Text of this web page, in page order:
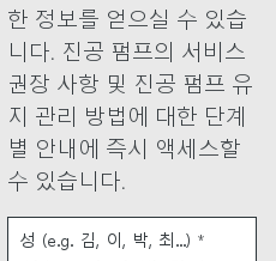
한 정보를 얻으실 수 있습
니다. 진공 펌프의 서비스
권장 사항 및 진공 펌프 유
지 관리 방법에 대한 단계
별 안내에 즉시 액세스할
수 있습니다.
성 (e.g. 김, 이, 박, 최...) *